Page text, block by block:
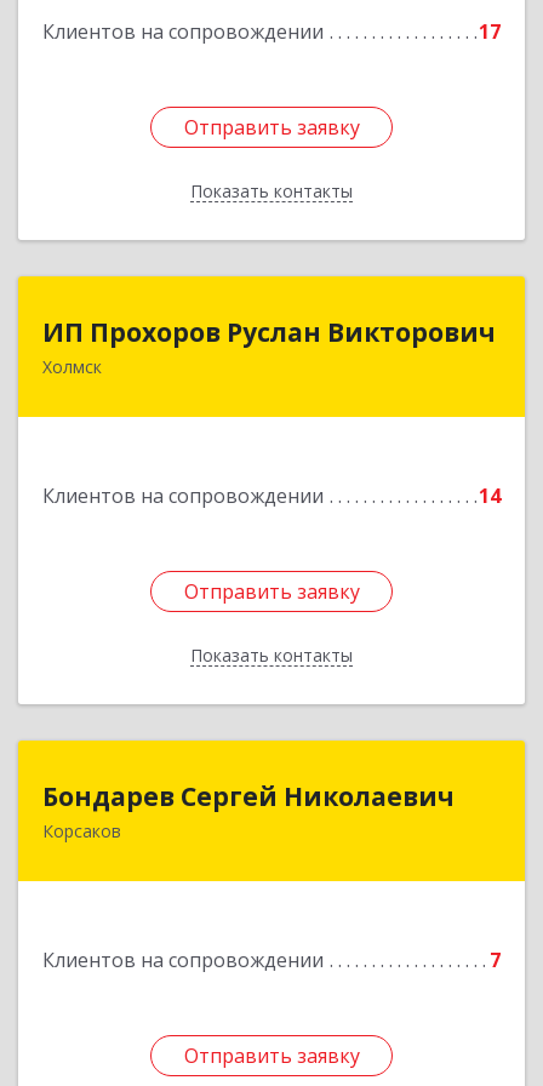
Клиентов на сопровождении 17
Отправить заявку
Показать контакты
Отправить заявку
Назад
ИП Прохоров Руслан Викторович
Холмск
Клиентов на сопровождении 14
Отправить заявку
Показать контакты
694620, Сахалинская обл, Холмский р-н, Холмск
Отправить заявку
Назад
Бондарев Сергей Николаевич
Корсаков
Клиентов на сопровождении 7
Отправить заявку
Бондарев Сергей Николаевич
Отправить заявку